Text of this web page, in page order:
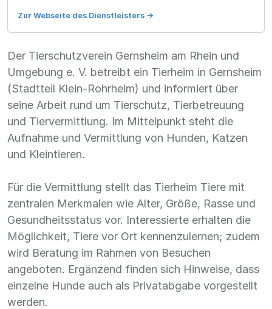
Zur Webseite des Dienstleisters ->
Der Tierschutzverein Gernsheim am Rhein und
Umgebung e. V. betreibt ein Tierheim in Gernsheim
(Stadtteil Klein-Rohrheim) und informiert über
seine Arbeit rund um Tierschutz, Tierbetreuung
und Tiervermittlung. Im Mittelpunkt steht die
Aufnahme und Vermittlung von Hunden, Katzen
und Kleintieren.
Für die Vermittlung stellt das Tierheim Tiere mit
zentralen Merkmalen wie Alter, Größe, Rasse und
Gesundheitsstatus vor. Interessierte erhalten die
Möglichkeit, Tiere vor Ort kennenzulernen; zudem
wird Beratung im Rahmen von Besuchen
angeboten. Ergänzend finden sich Hinweise, dass
einzelne Hunde auch als Privatabgabe vorgestellt
werden.